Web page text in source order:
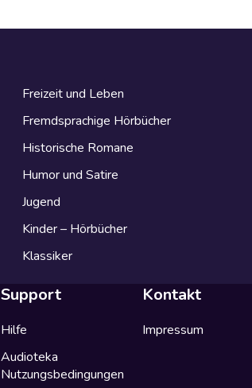
Freizeit und Leben
Fremdsprachige Hörbücher
Historische Romane
Humor und Satire
Jugend
Kinder – Hörbücher
Klassiker
Support
Hilfe
Audioteka
Nutzungsbedingungen
Kontakt
Impressum